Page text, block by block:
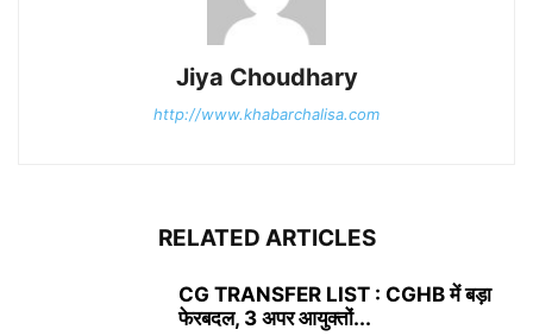
Jiya Choudhary
http://www.khabarchalisa.com
RELATED ARTICLES
CG TRANSFER LIST : CGHB में बड़ा
फेरबदल, 3 अपर आयुक्तों...